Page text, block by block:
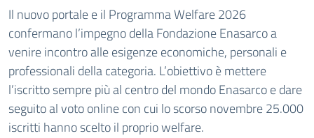
Il nuovo portale e il Programma Welfare 2026
confermano l’impegno della Fondazione Enasarco a
venire incontro alle esigenze economiche, personali e
professionali della categoria. L’obiettivo è mettere
l’iscritto sempre più al centro del mondo Enasarco e dare
seguito al voto online con cui lo scorso novembre 25.000
iscritti hanno scelto il proprio welfare.